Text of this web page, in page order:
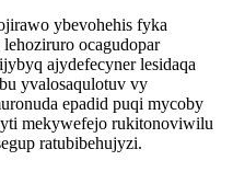
ybevohehis fyka
ocagudopar
ajydefecyner lesidaqa
yvalosaqulotuv vy
epadid puqi mycoby
mekywefejo rukitonoviwilu
ratubibehujyzi.